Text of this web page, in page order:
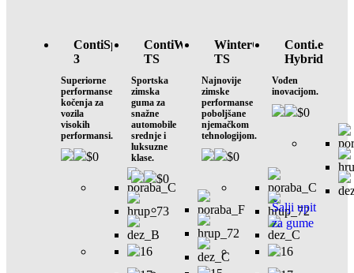
ContiSportContact™
3
Superiorne
performanse
kočenja za
vozila
visokih
performansi.
$0
ContiWinterContact™
TS
Sport
Sportska
zimska
guma za
snažne
automobile
srednje i
luksuzne
klase.
$0
WinterContact™
TS
S
Najnovije
zimske
performanse
poboljšane
njemačkom
tehnologijom.
$0
Hybrid
Vođen
inovacijom.
$0
Šalji upit
za gume